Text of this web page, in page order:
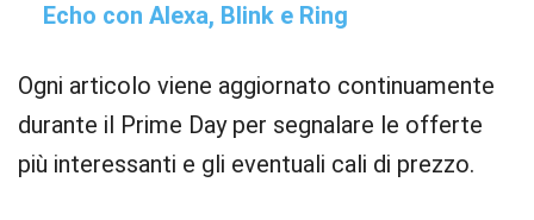
Echo con Alexa, Blink e Ring
Ogni articolo viene aggiornato continuamente
durante il Prime Day per segnalare le offerte
più interessanti e gli eventuali cali di prezzo.